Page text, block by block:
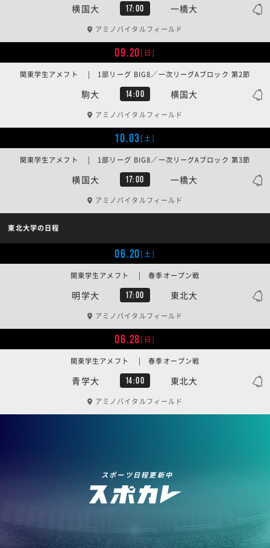
横国大 17:00 一橋大
アミノバイタルフィールド
09.20[日]
駒大 14:00 横国大
関東学生アメフト | 1部リーグ BIG8／一次リーグAブロック 第2節
アミノバイタルフィールド
10.03[土]
横国大 17:00 一橋大
関東学生アメフト | 1部リーグ BIG8／一次リーグAブロック 第3節
アミノバイタルフィールド
東北大学の日程
06.20[土]
明学大 17:00 東北大
関東学生アメフト | 春季オープン戦
アミノバイタルフィールド
06.28[日]
青学大 14:00 東北大
関東学生アメフト | 春季オープン戦
アミノバイタルフィールド
スポーツ日程更新中